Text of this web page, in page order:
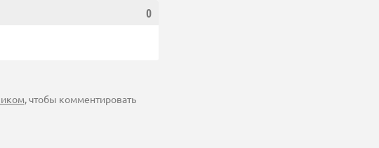
0
, чтобы комментировать